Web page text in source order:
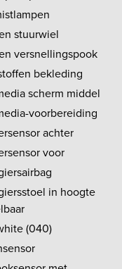
stuurwiel
versnellingspook
bekleding
scherm middel
voorbereiding
achter
voor
in hoogte
(040)